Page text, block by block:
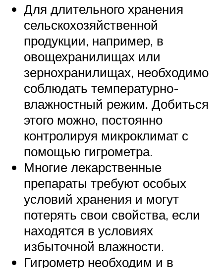
Для длительного хранения
сельскохозяйственной
продукции, например, в
овощехранилищах или
зернохранилищах, необходимо
соблюдать температурно-
влажностный режим. Добиться
этого можно, постоянно
контролируя микроклимат с
помощью гигрометра.
Многие лекарственные
препараты требуют особых
условий хранения и могут
потерять свои свойства, если
находятся в условиях
избыточной влажности.
Гигрометр необходим и в